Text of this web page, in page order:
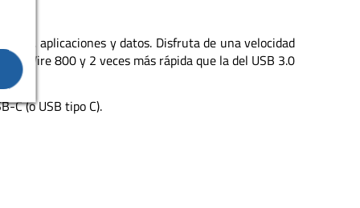
aplicaciones y datos. Disfruta de una velocidad
800 y 2 veces más rápida que la del USB 3.0
C (o USB tipo C).